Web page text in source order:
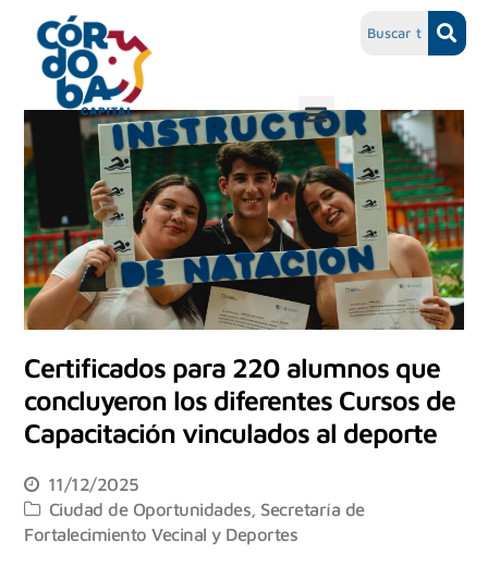
Certificados para 220 alumnos que
concluyeron los diferentes Cursos de
Capacitación vinculados al deporte
11/12/2025
Ciudad de Oportunidades Secretaría de
Fortalecimiento Vecinal y Deportes